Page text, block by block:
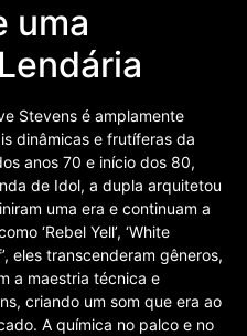
uma
Stevens é amplamente
dinâmicas e frutíferas da
anos 70 e início dos 80,
de Idol, a dupla arquitetou
uma era e continuam a
‘Rebel Yell’, ‘White
eles transcenderam gêneros,
a maestria técnica e
criando um som que era ao
A química no palco e no